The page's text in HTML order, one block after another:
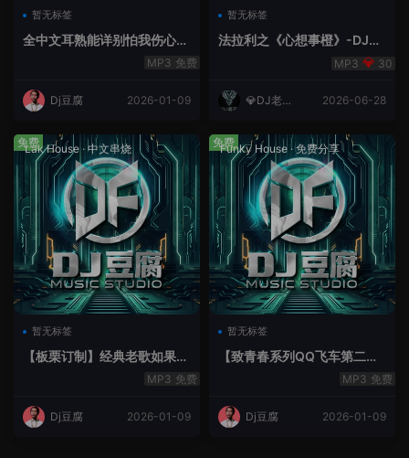
暂无标签
全中文耳熟能详别怕我伤心
爱的代价lakHouse专辑v59R
免费
Dj豆腐 2026-01-09
暂无标签
法拉利之《心想事橙》-DJ老
30
💎DJ老王
2026-06-28
Lak House · 中文串烧
暂无标签
【板栗订制】经典老歌如果最
后不是你House Lak串烧弹免费
Dj豆腐 2026-01-09
免费 Funky House ·免费分享
暂无标签
【致青春系列QQ飞车第二季
免费
Dj豆腐 2026-01-09
免费